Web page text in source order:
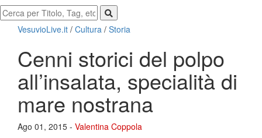
VesuvioLive.it / Cultura / Storia
Cenni storici del polpo
all’insalata, specialità di
mare nostrana
Ago 01, 2015 - Valentina Coppola